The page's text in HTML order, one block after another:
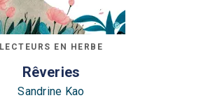
LECTEURS EN HERBE
Rêveries
Sandrine Kao